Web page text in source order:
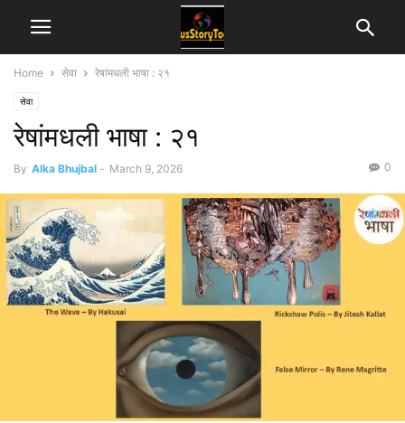
Home सेवा रेषांमधली भाषा : २१
सेवा
रेषांमधली भाषा : २१
By Alka Bhujbal - March 9, 2026 0